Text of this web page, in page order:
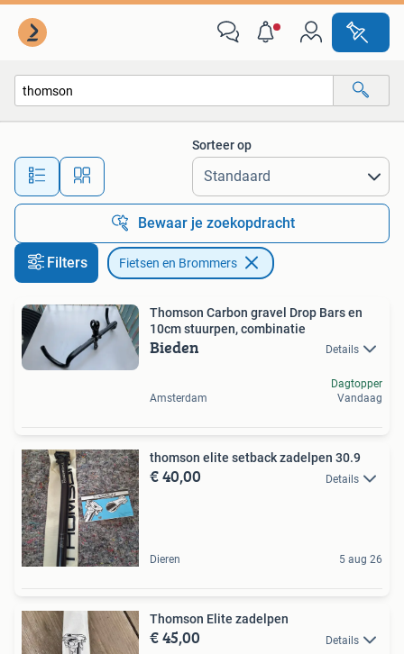
Alle afstanden…
Sorteer op
Bewaar je zoekopdracht
Filters Fietsen en Brommers
Thomson Carbon gravel Drop Bars en
10cm stuurpen, combinatie
Bieden Details
Amsterdam
Dagtopper
Vandaag
thomson elite setback zadelpen 30.9
€ 40,00 Details
Dieren 5 aug 26
Thomson Elite zadelpen
€ 45,00 Details